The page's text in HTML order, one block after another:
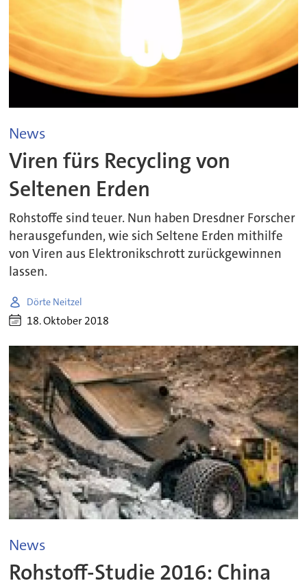
News
Viren fürs Recycling von
Seltenen Erden
Rohstoffe sind teuer. Nun haben Dresdner Forscher
herausgefunden, wie sich Seltene Erden mithilfe
von Viren aus Elektronikschrott zurückgewinnen
lassen.
Dörte Neitzel
18. Oktober 2018
News
Rohstoff-Studie 2016: China